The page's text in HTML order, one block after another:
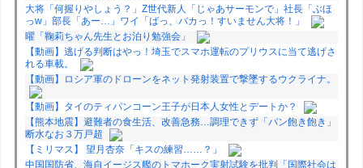
大将「何握りやしょう？」Z世代新人「じゃあサーモンで」社長「ぶほ
っw」部長「あー…」ワイ「ばっ、バカっ！すいません大将！」
曜「鞠莉ちゃん先生とお泊り勉強会」
【動画】逃げる判断はやっ！埼玉でスマホ運転のプリウスに当て逃げさ
れる車載。
【動画】ロシア軍のドローンをネット発射装置で撃墜するウクライナ。
【動画】タイのティパンコーン王子が日本人女性とデートか？
【熊本地震】避難者の食生活、改善急務…調理できず「パン飽き飽き」
断水なお３万戸超
【ミリマス】 望月杏奈「キスの練習……？」
中国国防省、海自イージス艦のトマホーク実射試験を批判「国際社会は